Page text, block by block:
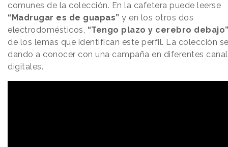
comunes de la colección. En la cafetera puede leerse
“Madrugar es de guapas” y en los otros dos
electrodomésticos, “Tengo plazo y cerebro
de los lemas que identifican este perfil. La colección
dando a conocer con una campaña en diferentes
digitales.